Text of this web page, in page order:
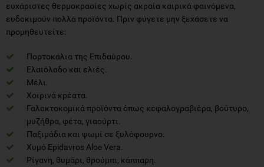
ευχάριστες θερμοκρασίες χωρίς ακραία καιρικά φαινόμενα,
ευδοκιμούν πολλά προϊόντα. Πριν φύγετε μην ξεχάσετε να
προμηθευτείτε:
Πορτοκάλια της Επιδαύρου.
Ελαιόλαδο και ελιές.
Μέλι.
Χοιρινά κρέατα.
Γαλακτοκομικά προϊόντα όπως κεφαλογραβιέρα, βούτυρο,
μυζήθρα, φέτα, γιαούρτι.
Παξιμάδια και ψωμί σε ξυλόφουρνο.
Χυμό Epidavros Aloe Vera.
Ρίγανη, θυμάρι, θρούμπι, κάππαρη.